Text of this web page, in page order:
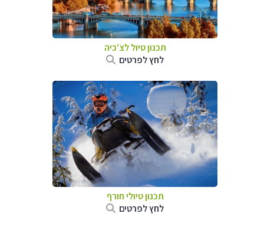
תכנון טיול לצ'כיה
לחץ לפרטים
תכנון טיולי חורף
לחץ לפרטים